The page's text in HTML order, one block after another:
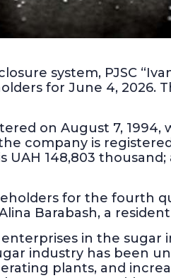
system, PJSC
for June 4, 2026.
on August 7, 1994,
company is
148,803 thousand;
for the fourth
Barabash, a
in the sugar
industry has been
plants, and